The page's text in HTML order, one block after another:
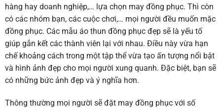
hàng hay doanh nghiệp,… lựa chọn may đồng phục. Thì còn
có các nhóm bạn, các cuộc chơi,… mọi người đều muốn mặc
đồng phục. Các mẫu áo thun đồng phục đẹp sẽ là yếu tố
giúp gắn kết các thành viên lại với nhau. Điều này vừa hạn
chế khoảng cách trong một tập thể vừa tạo ấn tượng nổi bật
và hình ảnh đẹp cho mọi người xung quanh. Đặc biệt, bạn sẽ
có những bức ảnh đẹp và ý nghĩa hơn.
Thông thường mọi người sẽ đặt may đồng phục với số